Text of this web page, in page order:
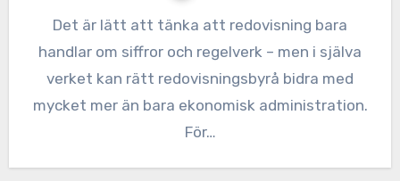
Det är lätt att tänka att redovisning bara
handlar om siffror och regelverk – men i själva
verket kan rätt redovisningsbyrå bidra med
mycket mer än bara ekonomisk administration.
För…